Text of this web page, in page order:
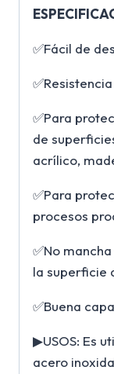
✅Fácil de
✅Para
de
acrílico,
✅Para
procesos
✅No
la superficie
✅Buena
▶USOS: Es
acero